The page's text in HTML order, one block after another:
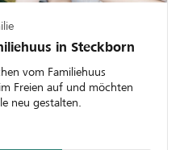
in Steckborn
vom Familiehuus
Freien auf und möchten
neu gestalten.